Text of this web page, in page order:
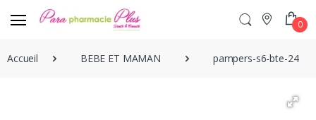
0
Accueil BEBE ET MAMAN pampers-s6-bte-24